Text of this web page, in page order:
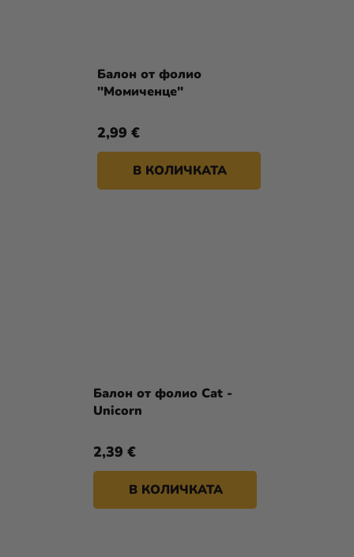
Балон от фолио
"Момиченце"
2,99 €
В КОЛИЧКАТА
Балон от фолио Cat -
Unicorn
2,39 €
В КОЛИЧКАТА